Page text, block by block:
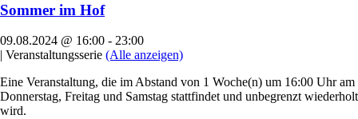
Sommer im Hof
09.08.2024 @ 16:00 - 23:00
| Veranstaltungsserie (Alle anzeigen)
Eine Veranstaltung, die im Abstand von 1 Woche(n) um 16:00 Uhr am
Donnerstag, Freitag und Samstag stattfindet und unbegrenzt wiederholt
wird.